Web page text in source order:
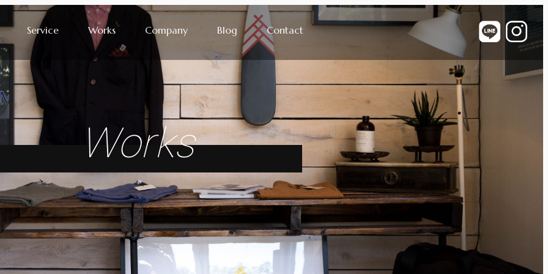
Service Works Company Blog Contact
Works